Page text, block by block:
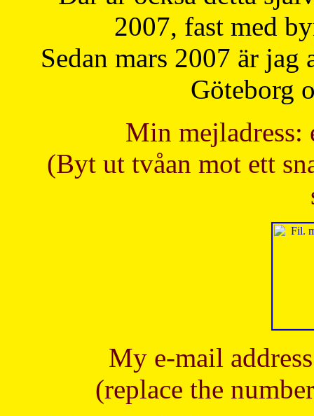
2007, fast med
Sedan mars 2007 är
Göteborg
Min mejladress:
(Byt ut tvåan mot ett
My e-mail
(replace the